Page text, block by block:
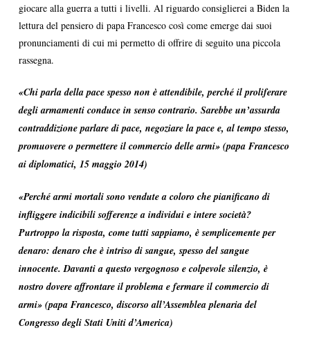
giocare alla guerra a tutti i livelli. Al riguardo consiglierei a Biden la
lettura del pensiero di papa Francesco così come emerge dai suoi
pronunciamenti di cui mi permetto di offrire di seguito una piccola
rassegna.
«Chi parla della pace spesso non è attendibile, perché il proliferare
degli armamenti conduce in senso contrario. Sarebbe un’assurda
contraddizione parlare di pace, negoziare la pace e, al tempo stesso,
promuovere o permettere il commercio delle armi» (papa Francesco
ai diplomatici, 15 maggio 2014)
«Perché armi mortali sono vendute a coloro che pianificano di
infliggere indicibili sofferenze a individui e intere società?
Purtroppo la risposta, come tutti sappiamo, è semplicemente per
denaro: denaro che è intriso di sangue, spesso del sangue
innocente. Davanti a questo vergognoso e colpevole silenzio, è
nostro dovere affrontare il problema e fermare il commercio di
armi» (papa Francesco, discorso all’Assemblea plenaria del
Congresso degli Stati Uniti d’America)